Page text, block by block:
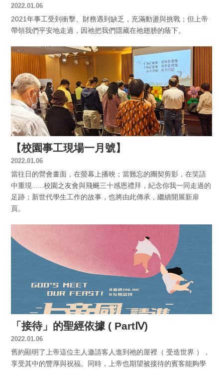
2022.01.06
2021年事工受到衝擊、財務遇到缺乏，充滿動盪與挑戰；但上帝
帶領我們平安地走過，因祂把我們隱藏在祂翅膀的蔭下。
【校園事工現場一月號】
2022.01.06
當往日的營會畫面，在螢幕上播映；當難忘的團契剪影，在笑語
中重現......校園之友會與飛颺三十感恩禮拜，紀念你我一同走過的
足跡；新世代學生工作的故事，也將由此傳承，繼續開展新扉
頁。
「接待」的聖經依據 ( PartⅣ)
2022.01.06
舊約顯明了上帝這位主人邀請客人進到祂的屋裡（ 受造世界 ），
享受其中的豐厚與祝福。同時，上帝也期望被接待的賓客能夠學